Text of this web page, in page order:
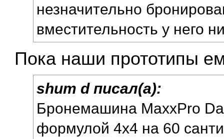
незначительно
вместительность у него
Пока наши прототипы
shum d писал(а):
Бронемашина MaxxPro
формулой 4х4 на 60